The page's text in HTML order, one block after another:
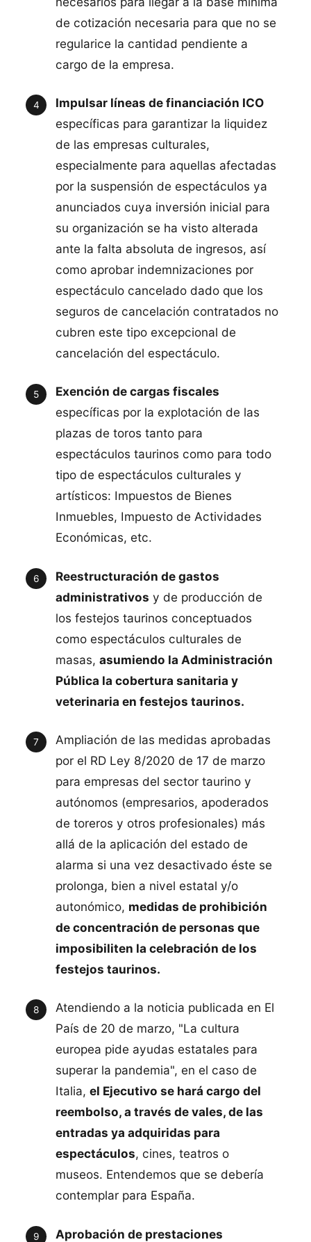
de cotización necesaria para que no se
regularice la cantidad pendiente a
cargo de la empresa.
Impulsar líneas de financiación ICO
específicas para garantizar la liquidez
de las empresas culturales,
especialmente para aquellas afectadas
por la suspensión de espectáculos ya
anunciados cuya inversión inicial para
su organización se ha visto alterada
ante la falta absoluta de ingresos, así
como aprobar indemnizaciones por
espectáculo cancelado dado que los
seguros de cancelación contratados no
cubren este tipo excepcional de
cancelación del espectáculo.
Exención de cargas fiscales
específicas por la explotación de las
plazas de toros tanto para
espectáculos taurinos como para todo
tipo de espectáculos culturales y
artísticos: Impuestos de Bienes
Inmuebles, Impuesto de Actividades
Económicas, etc.
Reestructuración de gastos
administrativos y de producción de
los festejos taurinos conceptuados
como espectáculos culturales de
masas,asumiendo la Administración
Pública la cobertura sanitaria y
veterinaria en festejos taurinos.
Ampliación de las medidas aprobadas
por el RD Ley 8/2020 de 17 de marzo
para empresas del sector taurino y
autónomos (empresarios, apoderados
de toreros y otros profesionales) más
allá de la aplicación del estado de
alarma si una vez desactivado éste se
prolonga, bien a nivel estatal y/o
autonómico, medidas de prohibición
de concentración de personas que
imposibiliten la celebración de los
festejos taurinos.
Atendiendo a la noticia publicada en El
País de 20 de marzo, "La cultura
europea pide ayudas estatales para
superar la pandemia", en el caso de
Italia,el Ejecutivo se hará cargo del
reembolso, a través de vales, de las
entradas ya adquiridas para
espectáculos, cines, teatros o
museos. Entendemos que se debería
contemplar para España.
Aprobación de prestaciones